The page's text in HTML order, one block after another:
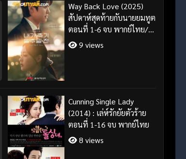
Way Back Love (2025)
สัปดาห์สุดท้ายกับนายยมทูต
ตอนที่ 1-6 จบ พากย์ไทย/
ซับไทย9 views
Cunning Single Lady
(2014) : เล่ห์รักยัยตัวร้าย
ตอนที่ 1-16 จบ พากย์ไทย
8 views